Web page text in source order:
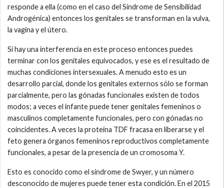
responde a ella (como en el caso del Síndrome de Sensibilidad
Androgénica) entonces los genitales se transforman en la vulva,
la vagina y el útero.
Si hay una interferencia en este proceso entonces puedes
terminar con los genitales equivocados, y ese es el resultado de
muchas condiciones intersexuales. A menudo esto es un
desarrollo parcial, donde los genitales externos sólo se forman
parcialmente, pero las gónadas funcionales existen de todos
modos; a veces el infante puede tener genitales femeninos o
masculinos completamente funcionales, pero con gónadas no
coincidentes. A veces la proteína TDF fracasa en liberarse y el
feto genera órganos femeninos reproductivos completamente
funcionales, a pesar de la presencia de un cromosoma Y.
Esto es conocido como el síndrome de Swyer, y un número
desconocido de mujeres puede tener esta condición. En el 2015